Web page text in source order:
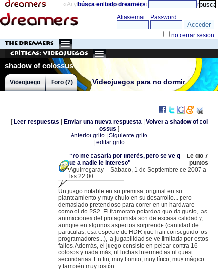
«Anything can happen and it probably will» directorio
búsca en todo dreamers
THE DREAMERS
Críticas: Videojuegos
shadow of colossus
Videojuegos para no dormir
Videojuego Foro (7)
[ Leer respuestas Enviar una nueva respuesta| Volver a shadow of col
ossus ]
Anterior grito
Siguiente grito
editar grito
"Yo me casaría por interés, pero se ve q
ue a nadie le intereso"
Le dio 7
puntos
Aguirregaray -- Sábado, 1 de Septiembre de 2007 a
las 22:00.
Un juego notable en su premisa, original en su
planteamiento y muy chulo en su desarrollo... pero
demasiado pretencioso para correr en un hardware
como el de PS2. El framerate petardea que da gusto, las
animaciones del protagonista son de escasa calidad y,
aunque en algunos aspectos sorprende (cantidad de
particulas, esa especie de HDR que han conseguido los
programadores...), la jugabilidad se ve limitada por estos
fallos. Además, el juego consiste en pelear contra 16
colosos y nada más, ni luchas intermedias ni quest
secundarias. En fin, muy bonito, muy lírico, muy mágico
y también muy tostón.